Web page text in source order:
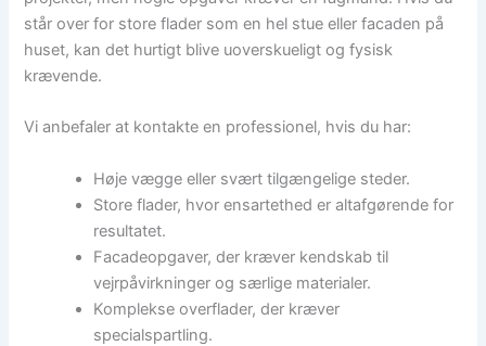
står over for store flader som en hel stue eller facaden på
huset, kan det hurtigt blive uoverskueligt og fysisk
krævende.
Vi anbefaler at kontakte en professionel, hvis du har:
Høje vægge eller svært tilgængelige steder.
Store flader, hvor ensartethed er altafgørende for
resultatet.
Facadeopgaver, der kræver kendskab til
vejrpåvirkninger og særlige materialer.
Komplekse overflader, der kræver
specialspartling.